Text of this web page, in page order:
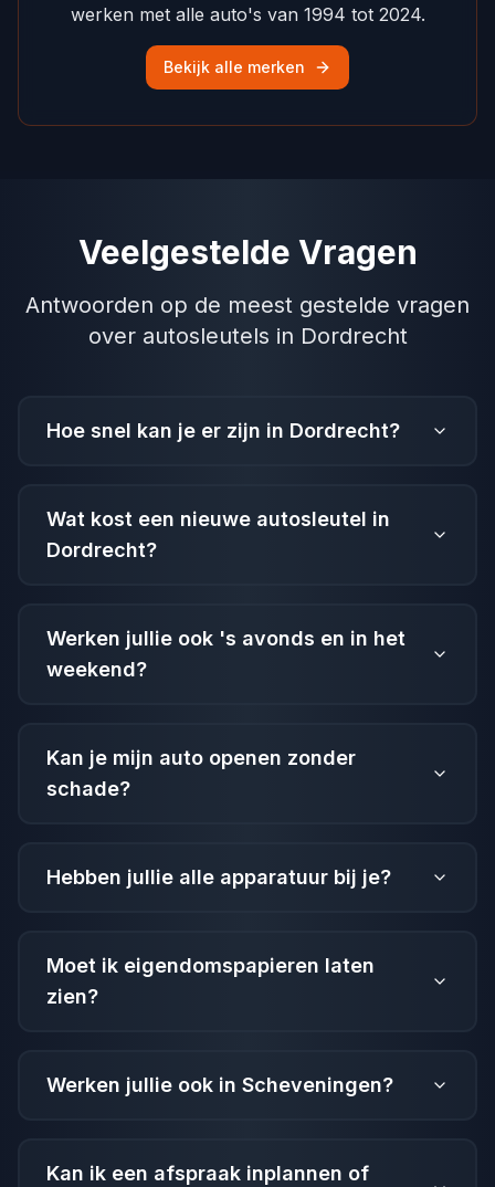
werken met alle auto's van 1994 tot 2024.
Bekijk alle merken
Veelgestelde Vragen
Antwoorden op de meest gestelde vragen
over autosleutels in Dordrecht
Hoe snel kan je er zijn in Dordrecht?
Wat kost een nieuwe autosleutel in
Dordrecht?
Werken jullie ook 's avonds en in het
weekend?
Kan je mijn auto openen zonder
schade?
Hebben jullie alle apparatuur bij je?
Moet ik eigendomspapieren laten
zien?
Werken jullie ook in Scheveningen?
Kan ik een afspraak inplannen of